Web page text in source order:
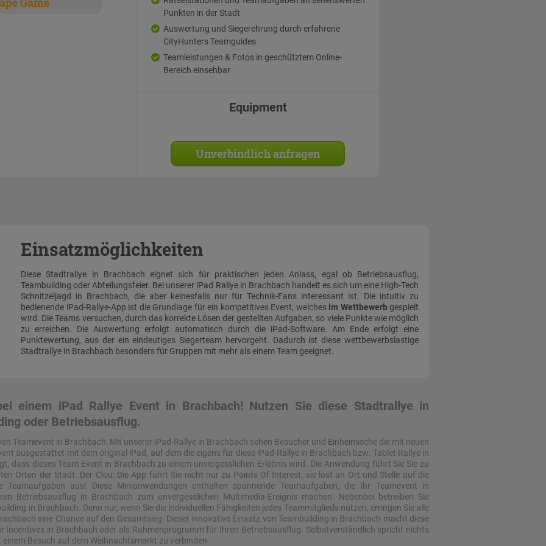
Punkten in der Stadt
Auswertung und Siegerehrung durch erfahrene
CityHunters Teamguides
Teamleistungen & Fotos in geschütztem Online-
Bereich einsehbar
Equipment
Unverbindlich anfragen
Einsatzmöglichkeiten
Diese Stadtrallye in Brachbach eignet sich für praktischen jeden Anlass, egal ob Betriebsausflug,
Teambuilding oder Abteilungsfeier. Bei unserer iPad Rallye in Brachbach handelt es sich um eine High-Tech
Schnitzeljagd in Brachbach, die aber keinesfalls nur für Technik-Fans interessant ist. Die intuitiv zu
bedienende iPad-Rallye-App ist die Grundlage für ein kompetitives Event, welchesim Wettbewerbgespielt
wird. Die Teams versuchen, durch das korrekte Lösen der gestellten Aufgaben, so viele Punkte wie möglich
zu erreichen. Die Auswertung erfolgt automatisch durch die iPad-Software. Am Ende erfolgt eine
Punktewertung, aus der ein eindeutiges Siegerteam hervorgeht. Dadurch ist diese wettbewerbslastige
Stadtrallye in Brachbach besonders für Gruppen mit mehr als einem Team geeignet.
einem iPad Rallye Event in Brachbach! Nutzen Sie diese Stadtrallye in
oder Betriebsausflug.
Teamevent in Brachbach: Mit unserer iPad-Rallye in Brachbach sehen Besucher und Einheimische die mit neuen
ausgestattet mit dem original iPad, auf dem die eigens für diese iPad-Rallye in Brachbach bzw. Tablet Rallye in
dass dieses Team Event in Brachbach zu einem unvergesslichen Erlebnis wird. Die Anwendung führt Sie Sie zu
Orten der Stadt. Der Clou: Die App führt Sie nicht nur zu Points Of Interest, sie löst an Ort und Stelle auf die
Teamaufgaben aus! Diese Minianwendungen enthalten spannende Teamaufgaben, die Ihr Teamevent in
Betriebsausflug in Brachbach zum unvergesslichen Multimedia-Ereignis machen. Nebenbei betreiben Sie
in Brachbach. Denn nur, wenn Sie die individuellen Fähigkeiten jedes Teammitglieds nutzen, erringen Sie alle
eine Chance auf den Gesamtsieg. Dieser innovative Einsatz von Teambuilding in Brachbach macht diese
in Brachbach oder als Rahmenprogramm für Ihren Betriebsausflug. Selbstverständlich spricht nichts
Besuch auf dem Weihnachtsmarkt zu verbinden.